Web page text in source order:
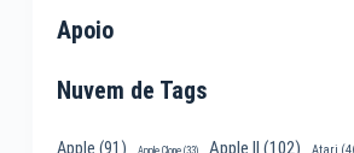
Apoio
Nuvem de Tags
Apple II (102)